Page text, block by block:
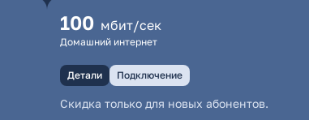
100 мбит/сек
Домашний интернет
Детали Подключение
Скидка только для новых абонентов.